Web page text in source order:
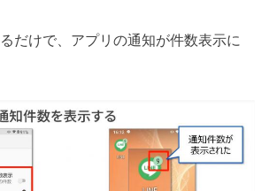
だけで、アプリの通知が件数表示に